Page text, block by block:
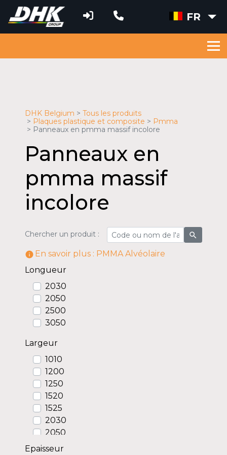
FR
DHK Belgium
Tous les produits
Plaques plastique et composite
Pmma
Panneaux en pmma massif incolore
Panneaux en
pmma massif
incolore
Chercher un produit : search
information_outline
En savoir plus : PMMA Alvéolaire
Longueur
2030
2050
2500
3050
Largeur
1010
1200
1250
1520
1525
2030
2050
Epaisseur